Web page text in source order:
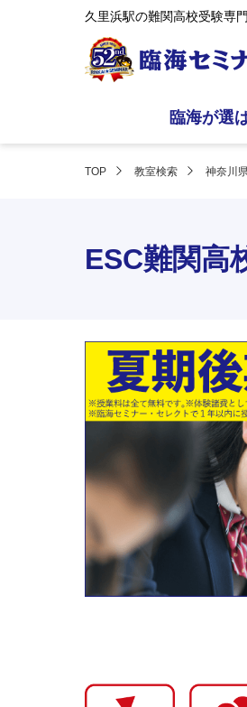
久里浜駅の難関高校受験専
臨海が選
TOP 教室検索 神奈川県
ESC難関高